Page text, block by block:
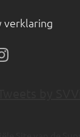
verklaring